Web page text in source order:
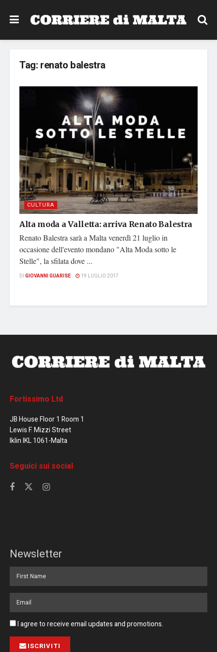
Tag: renato balestra
CULTURA
Alta moda a Valletta: arriva Renato Balestra
Renato Balestra sarà a Malta venerdì 21 luglio in
occasione dell'evento mondano "Alta Moda sotto le
Stelle", la sfilata dove ...
DI GIOVANNI GUARISE 19 LUGLIO 2017
Fortissimo Ltd
JB House Floor 1 Room 1
Lewis F. Mizzi Street
Iklin IKL 1061-Malta
Seguici sui social
Newsletter
I agree to receive email updates and promotions.
ISCRIVITI